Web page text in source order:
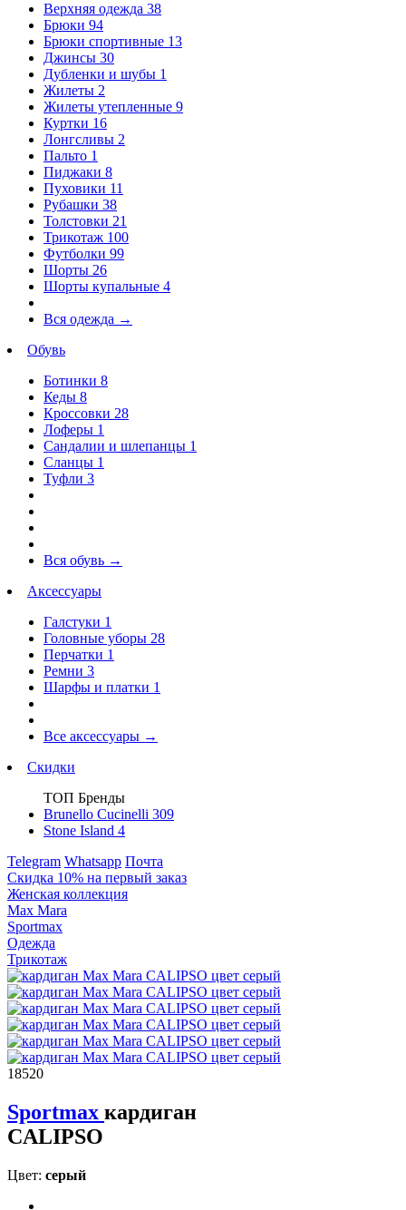
Верхняя одежда 38
Брюки 94
Брюки спортивные 13
Джинсы 30
Дубленки и шубы 1
Жилеты 2
Жилеты утепленные 9
Куртки 16
Лонгсливы 2
Пальто 1
Пиджаки 8
Пуховики 11
Рубашки 38
Толстовки 21
Трикотаж 100
Футболки 99
Шорты 26
Шорты купальные 4
Вся одежда →
Обувь
Ботинки 8
Кеды 8
Кроссовки 28
Лоферы 1
Сандалии и шлепанцы 1
Сланцы 1
Туфли 3
Вся обувь →
Аксессуары
Галстуки 1
Головные уборы 28
Перчатки 1
Ремни 3
Шарфы и платки 1
Все аксессуары →
Скидки
ТОП Бренды
Brunello Cucinelli 309
Stone Island 4
Telegram Whatsapp Почта
Скидка 10% на первый заказ
Женская коллекция
Max Mara
Sportmax
Одежда
Трикотаж
18520
Sportmax кардиган
CALIPSO
Цвет: серый